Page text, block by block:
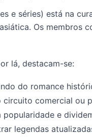
e séries) está na
Os membros
lá, destacam-se:
do romance
circuito comercial ou
popularidade e
legendas